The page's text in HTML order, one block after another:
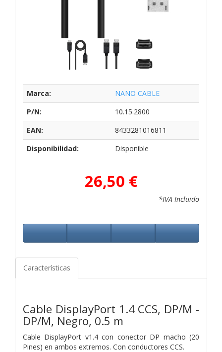
Marca:
NANO CABLE
P/N:
10.15.2800
EAN:
8433281016811
Disponibilidad:
Disponible
26,50 €
*IVA Incluido
Características
Cable DisplayPort 1.4 CCS, DP/M -
DP/M, Negro, 0.5 m
Cable DisplayPort v1.4 con conector DP macho (20
Pines) en ambos extremos. Con conductores CCS.